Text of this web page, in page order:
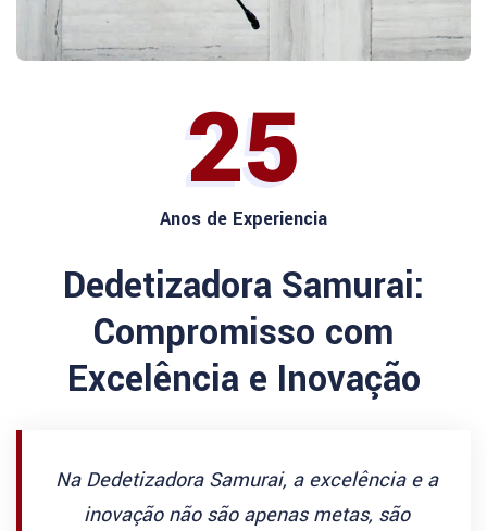
25
Anos de Experiencia
Dedetizadora Samurai:
Compromisso com
Excelência e Inovação
Na Dedetizadora Samurai, a excelência e a
inovação não são apenas metas, são